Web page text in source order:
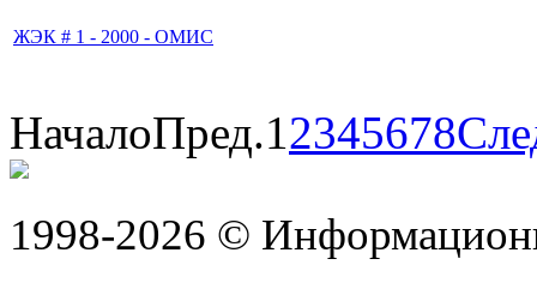
ЖЭК # 1 - 2000 - ОМИС
НачалоПред.12345678
1998-2026 ©